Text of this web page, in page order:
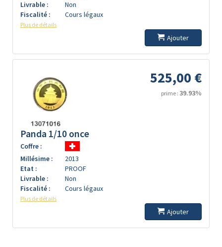
Livrable :
Non
Fiscalité :
Cours légaux
Plus de détails
Ajouter
525,00 €
prime : 39.93%
Panda 1/10 once
Coffre :
Millésime :
2013
Etat :
PROOF
Livrable :
Non
Fiscalité :
Cours légaux
Plus de détails
Ajouter